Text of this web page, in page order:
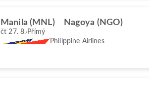
Manila (MNL) Nagoya (NGO)
čt 27. 8. Přímý
Philippine Airlines